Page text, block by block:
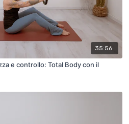
35:56
e controllo: Total Body con il